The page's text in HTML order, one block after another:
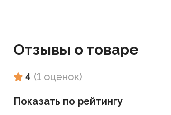
Отзывы о товаре
4 (1 оценок)
Показать по рейтингу